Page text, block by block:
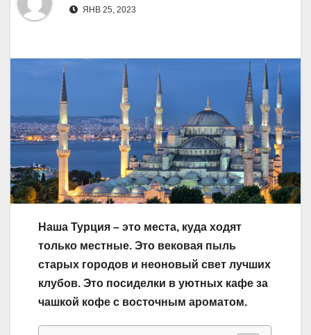
ЯНВ 25, 2023
Наша Турция – это места, куда ходят
только местные. Это вековая пыль
старых городов и неоновый свет лучших
клубов. Это посиделки в уютных кафе за
чашкой кофе с восточным ароматом.